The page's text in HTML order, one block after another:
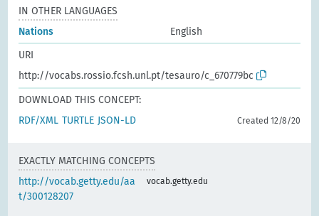
IN OTHER LANGUAGES
Nations
English
URI
http://vocabs.rossio.fcsh.unl.pt/tesauro/c_670779bc
DOWNLOAD THIS CONCEPT:
RDF/XML TURTLE JSON-LD Created 12/8/20
EXACTLY MATCHING CONCEPTS
http://vocab.getty.edu/aa
t/300128207
vocab.getty.edu